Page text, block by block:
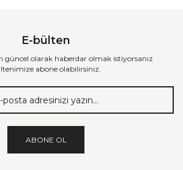
E-bülten
olarak haberdar olmak istiyorsanız
abone olabilirsiniz.
ABONE OL